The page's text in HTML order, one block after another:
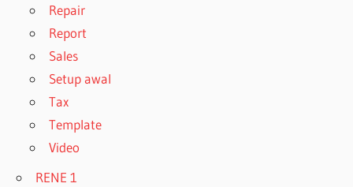
Repair
Report
Sales
Setup awal
Tax
Template
Video
RENE 1